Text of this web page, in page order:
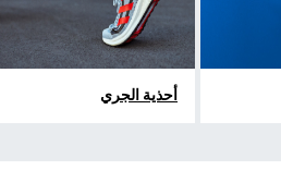
أحذية الجري